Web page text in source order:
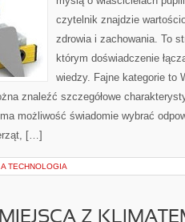
czytelnik znajdzie
zdrowia i zachowania. To
którym doświadczenie
wiedzy. Fajne kategorie to
znaleźć szczegółowe
możliwość świadomie wybrać
[…]
TECHNOLOGIA
Z